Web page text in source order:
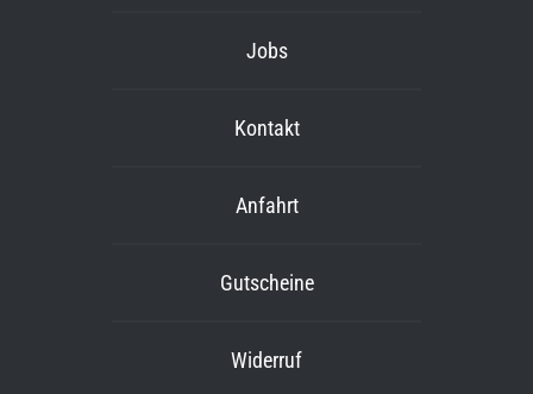
Jobs
Kontakt
Anfahrt
Gutscheine
Widerruf